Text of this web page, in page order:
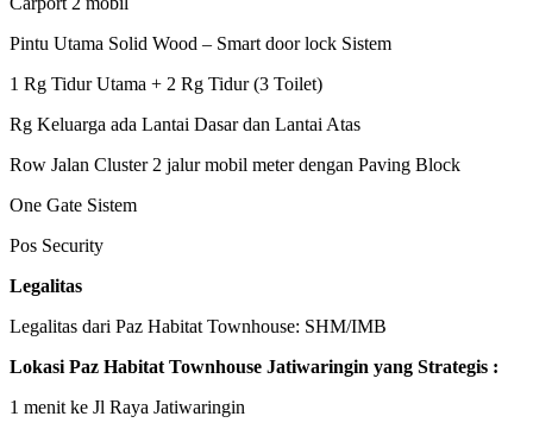
Pintu Utama Solid Wood – Smart door lock Sistem
1 Rg Tidur Utama + 2 Rg Tidur (3 Toilet)
Rg Keluarga ada Lantai Dasar dan Lantai Atas
Row Jalan Cluster 2 jalur mobil meter dengan Paving Block
One Gate Sistem
Pos Security
Legalitas
Legalitas dari Paz Habitat Townhouse: SHM/IMB
Lokasi Paz Habitat Townhouse Jatiwaringin yang Strategis :
1 menit ke Jl Raya Jatiwaringin